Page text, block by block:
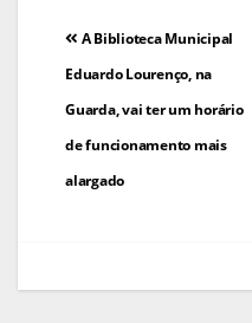
Navegação
de
artigos
A Biblioteca Municipal
Eduardo Lourenço, na
Guarda, vai ter um horário
de funcionamento mais
alargado